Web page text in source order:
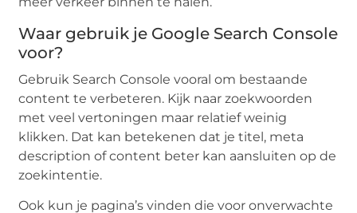
Waar gebruik je Google Search Console
voor?
Gebruik Search Console vooral om bestaande
content te verbeteren. Kijk naar zoekwoorden
met veel vertoningen maar relatief weinig
klikken. Dat kan betekenen dat je titel, meta
description of content beter kan aansluiten op de
zoekintentie.
Ook kun je pagina’s vinden die voor onverwachte